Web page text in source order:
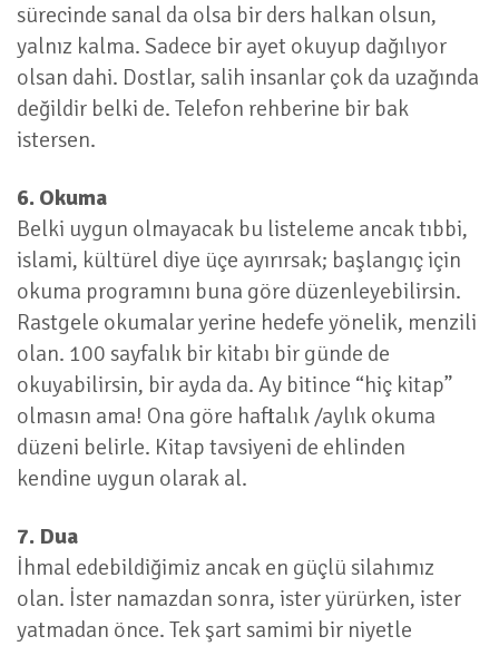
sürecinde sanal da olsa bir ders halkan olsun,
yalnız kalma. Sadece bir ayet okuyup dağılıyor
olsan dahi. Dostlar, salih insanlar çok da uzağında
değildir belki de. Telefon rehberine bir bak
istersen.
6. Okuma
Belki uygun olmayacak bu listeleme ancak tıbbi,
islami, kültürel diye üçe ayırırsak; başlangıç için
okuma programını buna göre düzenleyebilirsin.
Rastgele okumalar yerine hedefe yönelik, menzili
olan. 100 sayfalık bir kitabı bir günde de
okuyabilirsin, bir ayda da. Ay bitince “hiç kitap”
olmasın ama! Ona göre haftalık /aylık okuma
düzeni belirle. Kitap tavsiyeni de ehlinden
kendine uygun olarak al.
7. Dua
İhmal edebildiğimiz ancak en güçlü silahımız
olan. İster namazdan sonra, ister yürürken, ister
yatmadan önce. Tek şart samimi bir niyetle